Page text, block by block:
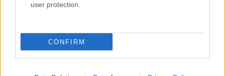
user protection.
CONFIRM
5:11